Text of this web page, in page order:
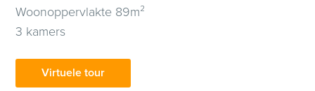
Woonoppervlakte 89m²
3 kamers
Virtuele tour